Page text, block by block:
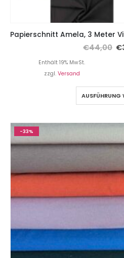
€44,00 €
Enthält 19% MwSt.
zzgl. Versand
AUSFÜHRUNG
-33%